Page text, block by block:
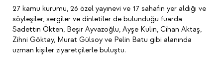
27 kamu kurumu, 26 özel yayınevi ve 17 sahafın yer aldığı ve
söyleşiler, sergiler ve dinletiler de bulunduğu fuarda
Sadettin Ökten, Beşir Ayvazoğlu, Ayşe Kulin, Cihan Aktaş,
Zihni Göktay, Murat Gülsoy ve Pelin Batu gibi alanında
uzman kişiler ziyaretçilerle buluştu.